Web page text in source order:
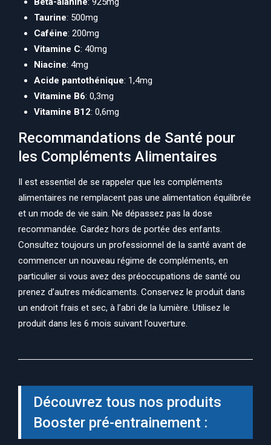
Taurine: 500mg
Caféine: 200mg
Vitamine C: 40mg
Niacine: 4mg
Acide pantothénique: 1,4mg
Vitamine B6: 0,3mg
Vitamine B12: 0,6mg
Recommandations de Santé pour
les Compléments Alimentaires
Il est essentiel de se rappeler que les compléments
alimentaires ne remplacent pas une alimentation équilibrée
et un mode de vie sain. Ne dépassez pas la dose
recommandée. Gardez hors de portée des enfants.
Consultez toujours un professionnel de la santé avant de
commencer un nouveau régime de compléments, en
particulier si vous avez des préoccupations de santé ou
prenez d’autres médicaments. Conservez le produit dans
un endroit frais et sec, à l’abri de la lumière. Utilisez le
produit dans les 6 mois suivant l’ouverture.
Découvrez tous nos produits
Booster pré-entrainement :